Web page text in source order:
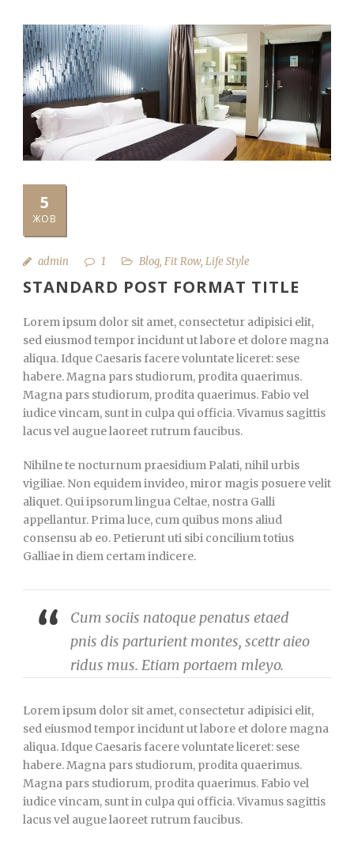
5
ЖОВ
admin 1 Blog, Fit Row, Life Style
STANDARD POST FORMAT TITLE
Lorem ipsum dolor sit amet, consectetur adipisici elit,
sed eiusmod tempor incidunt ut labore et dolore magna
aliqua. Idque Caesaris facere voluntate liceret: sese
habere. Magna pars studiorum, prodita quaerimus.
Magna pars studiorum, prodita quaerimus. Fabio vel
iudice vincam, sunt in culpa qui officia. Vivamus sagittis
lacus vel augue laoreet rutrum faucibus.
Nihilne te nocturnum praesidium Palati, nihil urbis
vigiliae. Non equidem invideo, miror magis posuere velit
aliquet. Qui ipsorum lingua Celtae, nostra Galli
appellantur. Prima luce, cum quibus mons aliud
consensu ab eo. Petierunt uti sibi concilium totius
Galliae in diem certam indicere.
Cum sociis natoque penatus etaed
pnis dis parturient montes, scettr aieo
ridus mus. Etiam portaem mleyo.
Lorem ipsum dolor sit amet, consectetur adipisici elit,
sed eiusmod tempor incidunt ut labore et dolore magna
aliqua. Idque Caesaris facere voluntate liceret: sese
habere. Magna pars studiorum, prodita quaerimus.
Magna pars studiorum, prodita quaerimus. Fabio vel
iudice vincam, sunt in culpa qui officia. Vivamus sagittis
lacus vel augue laoreet rutrum faucibus.